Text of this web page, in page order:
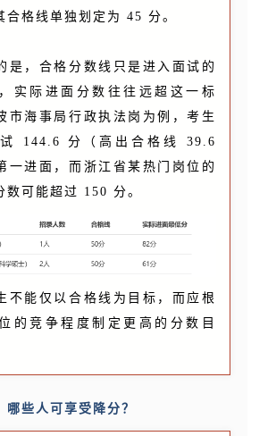
合格线单独划定为 45 分。
是，合格分数线只是进入面试的
实际进面分数往往远超这一标
市海事局行政执法岗为例，考生
144.6 分（高出合格线 39.6
一进面，而浙江省某热门岗位的
数可能超过 150 分。
不能仅以合格线为目标，而应根
的竞争程度制定更高的分数目
些人可享受降分？